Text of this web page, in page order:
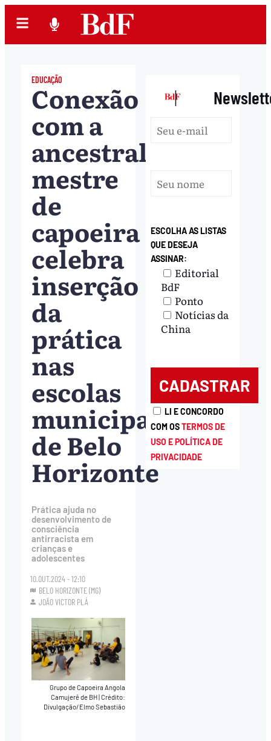
EDUCAÇÃO
Conexão
com a
ancestralidade:
mestre
de
capoeira
celebra
inserção
da
prática
nas
escolas
municipais
de Belo
Horizonte
Prática ajuda no
desenvolvimento de
consciência
antirracista em
crianças e
adolescentes
10.OUT.2024 - 12:10
BELO HORIZONTE (MG)
JOÃO VICTOR PLÁ
Grupo de Capoeira Angola
Camujerê de BH|Crédito:
Divulgação/Elmo Sebastião
|
ESCOLHA AS LISTAS
QUE DESEJA
ASSINAR:
Editorial
BdF
Ponto
Notícias da
China
LI E CONCORDO
COM OSTERMOS DE
USO E POLÍTICA DE
PRIVACIDADE